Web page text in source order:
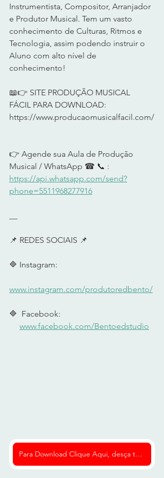
Instrumentista, Compositor, Arranjador
e Produtor Musical. Tem um vasto
conhecimento de Culturas, Ritmos e
Tecnologia, assim podendo instruir o
Aluno com alto nível de
conhecimento!
📖👉 SITE PRODUÇÃO MUSICAL
FÁCIL PARA DOWNLOAD:
https://www.producaomusicalfacil.com/
👉 Agende sua Aula de Produção
Musical / WhatsApp ☎ 📞 :
https://api.whatsapp.com/send?
phone=5511968277916
📌 REDES SOCIAIS 📌
🔷 Instagram:
www.instagram.com/produtoredbento/
🔷  Facebook:
www.facebook.com/Bentoedstudio
Para Download Clique Aqui, desça toda a página, e preencha seus dados